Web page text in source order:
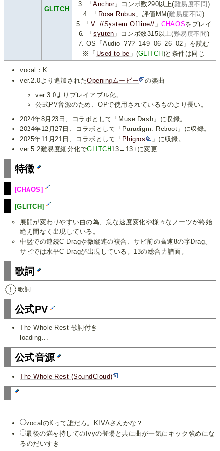
GLITCH
3. 「Anchor」コンボ数290以上(難易度不問 )
4. 「 Rosa Rubus 」評価MM(難易度不問 )
5. 「 V. //System Offline// 」CHAOSをプレイ
6. 「syūten 」コンボ数315以上(難易度不問 )
7. OS「Audio_???_149_06_26_02」を読む
※「 Used to be 」(GLITCH)と条件は同じ
vocal：K
ver.2.0より追加されたOpeningムービー
の楽曲
ver.3.0よりプレイアブル化。
公式PV音源のため、OPで使用されているものより長い。
2024年8月23日、コラボとして「Muse Dash」に収録。
2024年12月27日、コラボとして「Paradigm: Reboot」に収録。
2025年11月21日、コラボとして「 Phigros
」に収録。
ver.5.2難易度細分化でGLITCH13→13+に変更
特徴
[CHAOS]
[GLITCH]
展開が変わりやすい曲の為、急な速度変化や様々なノーツが終始
絶え間なく出現している。
中盤での連続C-Dragや微縦連の複合、サビ前の高速8の字Drag、
サビでは水平C-Dragが出現している。13の総合力譜面。
歌詞
歌詞
公式PV
The Whole Rest 歌詞付き
loading...
公式音源
The Whole Rest (SoundCloud)
vocalのKって誰だろ。KIVΛさんかな？
最後の満を持してのIvyの登場と共に曲が一気にキック強めにな
るのだいすき